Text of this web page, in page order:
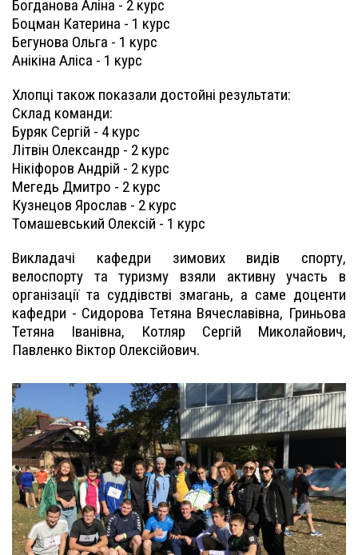
Богданова Аліна - 2 курс
Боцман Катерина - 1 курс
Бегунова Ольга - 1 курс
Анікіна Аліса - 1 курс
Хлопці також показали достойні результати:
Склад команди:
Буряк Сергій - 4 курс
Літвін Олександр - 2 курс
Нікіфоров Андрій - 2 курс
Мегедь Дмитро - 2 курс
Кузнецов Ярослав - 2 курс
Томашевський Олексій - 1 курс
Викладачі кафедри зимових видів спорту,
велоспорту та туризму взяли активну участь в
організації та суддівстві змагань, а саме доценти
кафедри - Сидорова Тетяна Вячеславівна, Гриньова
Тетяна Іванівна, Котляр Сергій Миколайович,
Павленко Віктор Олексійович.